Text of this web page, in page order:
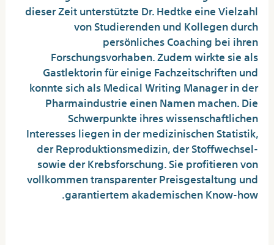
dieser Zeit unterstützte Dr. Hedtke eine Vielzahl
von Studierenden und Kollegen durch
persönliches Coaching bei ihren
Forschungsvorhaben. Zudem wirkte sie als
Gastlektorin für einige Fachzeitschriften und
konnte sich als Medical Writing Manager in der
Pharmaindustrie einen Namen machen. Die
Schwerpunkte ihres wissenschaftlichen
Interesses liegen in der medizinischen Statistik,
der Reproduktionsmedizin, der Stoffwechsel-
sowie der Krebsforschung. Sie profitieren von
vollkommen transparenter Preisgestaltung und
garantiertem akademischen Know-how.